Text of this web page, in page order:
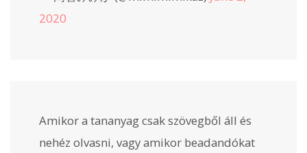
2020
Amikor a tananyag csak szövegből áll és
nehéz olvasni, vagy amikor beadandókat